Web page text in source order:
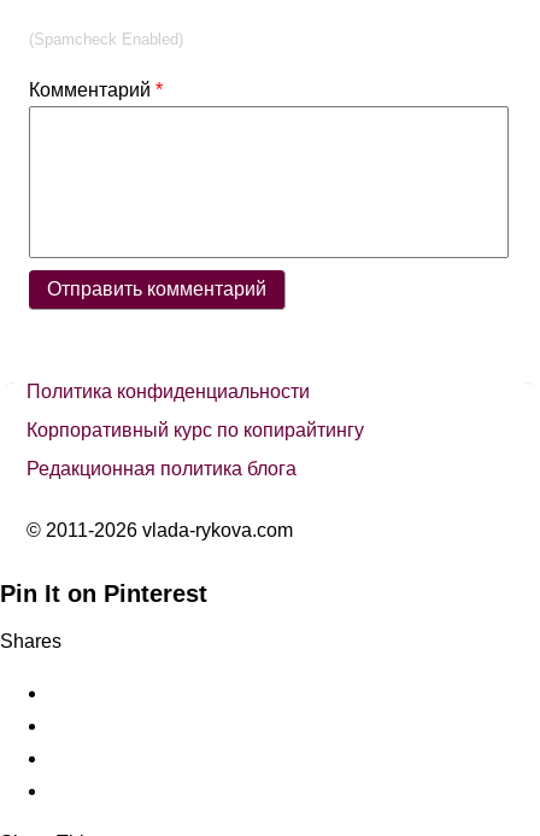
Комментарий*
(Spamcheck Enabled)
Политика конфиденциальности
Корпоративный курс по копирайтингу
Редакционная политика блога
© 2011-2026 vlada-rykova.com
Pin It on Pinterest
Shares